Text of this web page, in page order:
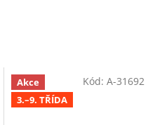
Akce
3.–9. TŘÍDA
Kód: A-31692